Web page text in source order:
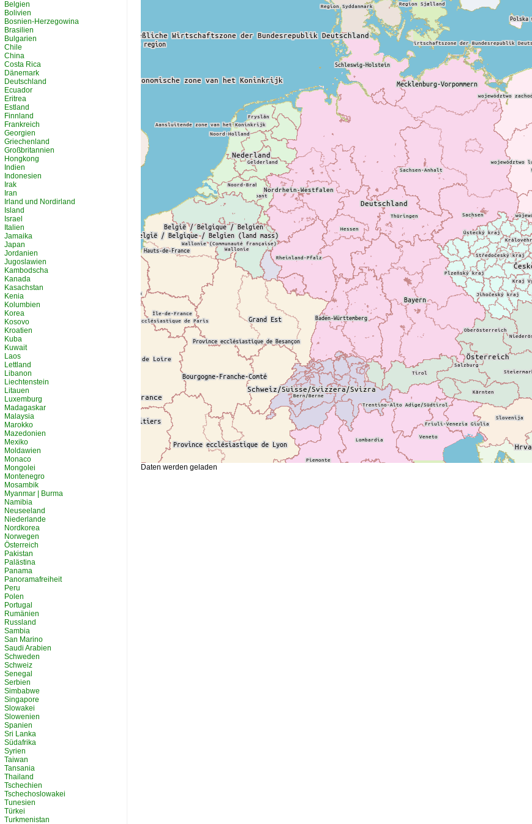
Daten werden geladen
Belgien
Bolivien
Bosnien-Herzegowina
Brasilien
Bulgarien
Chile
China
Costa Rica
Dänemark
Deutschland
Ecuador
Eritrea
Estland
Finnland
Frankreich
Georgien
Griechenland
Großbritannien
Hongkong
Indien
Indonesien
Irak
Iran
Irland und Nordirland
Island
Israel
Italien
Jamaika
Japan
Jordanien
Jugoslawien
Kambodscha
Kanada
Kasachstan
Kenia
Kolumbien
Korea
Kosovo
Kroatien
Kuba
Kuwait
Laos
Lettland
Libanon
Liechtenstein
Litauen
Luxemburg
Madagaskar
Malaysia
Marokko
Mazedonien
Mexiko
Moldawien
Monaco
Mongolei
Montenegro
Mosambik
Myanmar | Burma
Namibia
Neuseeland
Niederlande
Nordkorea
Norwegen
Österreich
Pakistan
Palästina
Panama
Panoramafreiheit
Peru
Polen
Portugal
Rumänien
Russland
Sambia
San Marino
Saudi Arabien
Schweden
Schweiz
Senegal
Serbien
Simbabwe
Singapore
Slowakei
Slowenien
Spanien
Sri Lanka
Südafrika
Syrien
Taiwan
Tansania
Thailand
Tschechien
Tschechoslowakei
Tunesien
Türkei
Turkmenistan